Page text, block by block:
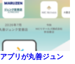
アプリが丸善ジュン